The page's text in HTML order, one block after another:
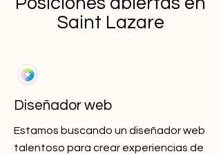
Saint Lazare
Diseñador web
Estamos buscando un diseñador web
talentoso para crear experiencias de